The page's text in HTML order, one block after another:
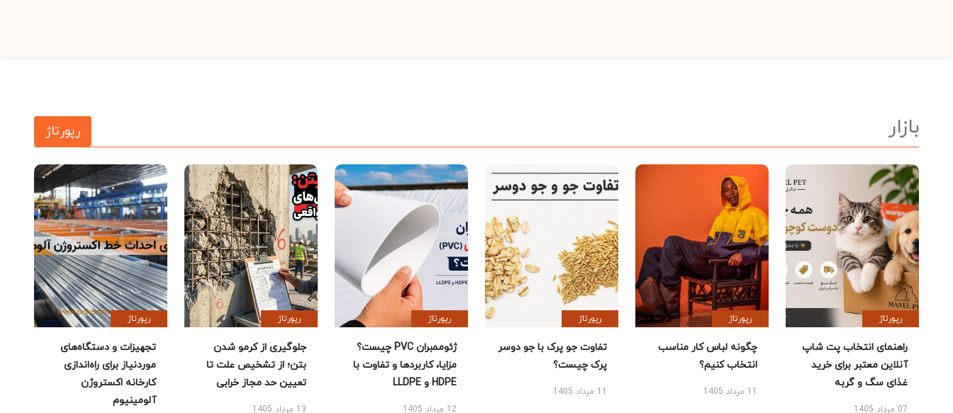
بازار رپورتاژ
رپورتاژ
راهنمای انتخاب پت شاپ
آنلاین معتبر برای خرید
غذای سگ و گربه
07 مرداد 1405
رپورتاژ
چگونه لباس کار مناسب
انتخاب کنیم؟
11 مرداد 1405
رپورتاژ
تفاوت جو پرک با جو دوسر
پرک چیست؟
11 مرداد 1405
رپورتاژ
ژئوممبران PVC چیست؟
مزایا، کاربردها و تفاوت با
HDPE و LLDPE
12 مرداد 1405
رپورتاژ
جلوگیری از کرمو شدن
بتن؛ از تشخیص علت تا
تعیین حد مجاز خرابی
13 مرداد 1405
رپورتاژ
تجهیزات و دستگاه‌های
موردنیاز برای راه‌اندازی
کارخانه اکستروژن
آلومینیوم